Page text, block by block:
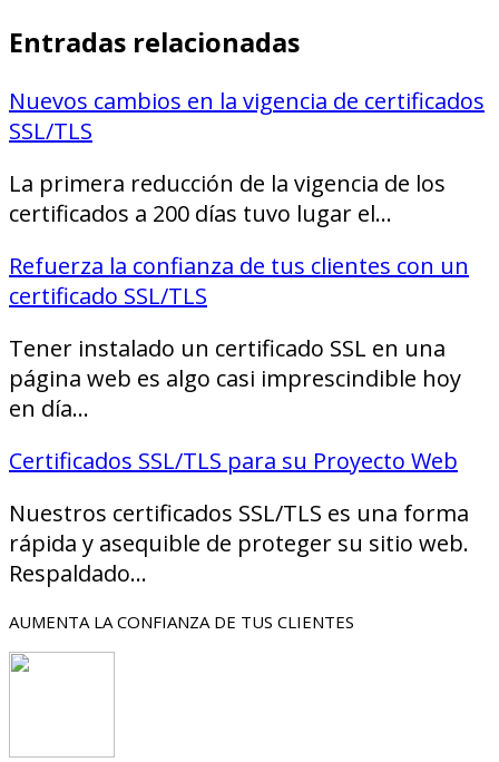
Entradas relacionadas
Nuevos cambios en la vigencia de certificados
SSL/TLS
La primera reducción de la vigencia de los
certificados a 200 días tuvo lugar el…
Refuerza la confianza de tus clientes con un
certificado SSL/TLS
Tener instalado un certificado SSL en una
página web es algo casi imprescindible hoy
en día…
Certificados SSL/TLS para su Proyecto Web
Nuestros certificados SSL/TLS es una forma
rápida y asequible de proteger su sitio web.
Respaldado…
AUMENTA LA CONFIANZA DE TUS CLIENTES